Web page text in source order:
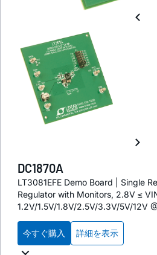
DC1870A
LT3081EFE Demo Board | Single
Regulator with Monitors, 2.8V ≤
1.2V/1.5V/1.8V/2.5V/3.3V/5V/12V
今すぐ購入 詳細を表示